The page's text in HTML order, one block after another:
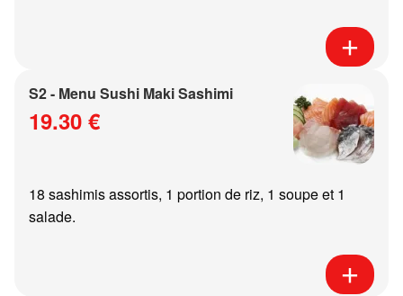
S2 - Menu Sushi Maki Sashimi
19.30 €
18 sashimis assortis, 1 portion de riz, 1 soupe et 1
salade.